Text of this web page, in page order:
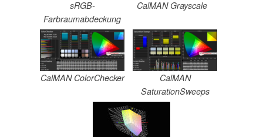
sRGB-
Farbraumabdeckung
CalMAN Grayscale
CalMAN ColorChecker
CalMAN
SaturationSweeps